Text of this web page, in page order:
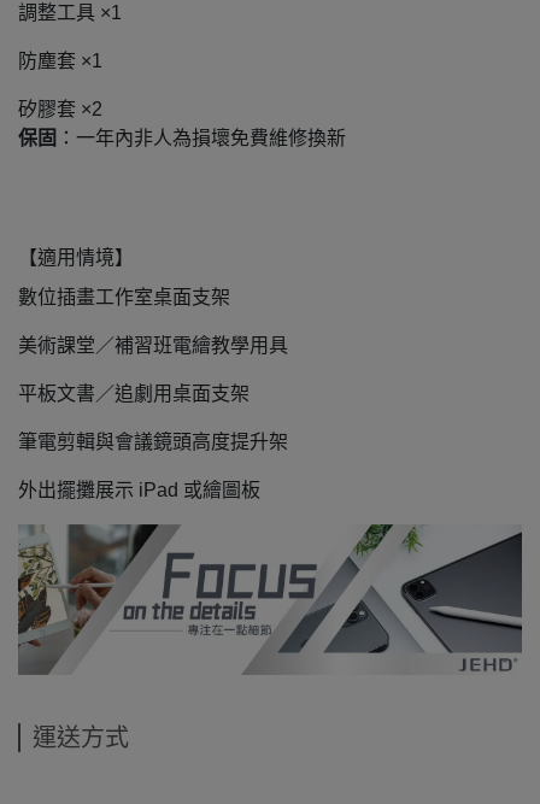
調整工具 ×1
防塵套 ×1
矽膠套 ×2
保固 ：一年內非人為損壞免費維修換新
【適用情境】
數位插畫工作室桌面支架
美術課堂／補習班電繪教學用具
平板文書／追劇用桌面支架
筆電剪輯與會議鏡頭高度提升架
外出擺攤展示 iPad 或繪圖板
運送方式